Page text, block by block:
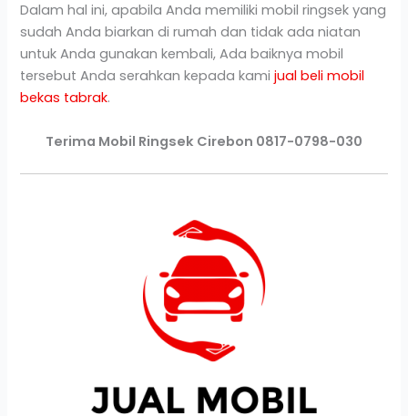
Dalam hal ini, apabila Anda memiliki mobil ringsek yang
sudah Anda biarkan di rumah dan tidak ada niatan
untuk Anda gunakan kembali, Ada baiknya mobil
tersebut Anda serahkan kepada kamijual beli mobil
bekas tabrak.
Terima Mobil Ringsek Cirebon 0817-0798-030